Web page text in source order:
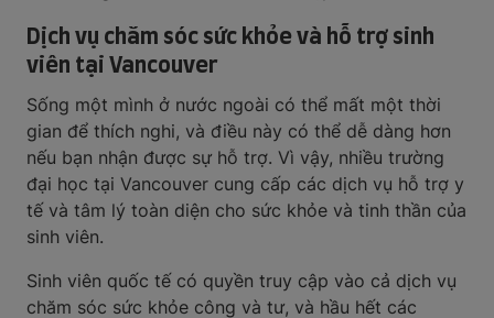
Dịch vụ chăm sóc sức khỏe và hỗ trợ sinh
viên tại Vancouver
Sống một mình ở nước ngoài có thể mất một thời
gian để thích nghi, và điều này có thể dễ dàng hơn
nếu bạn nhận được sự hỗ trợ. Vì vậy, nhiều trường
đại học tại Vancouver cung cấp các dịch vụ hỗ trợ y
tế và tâm lý toàn diện cho sức khỏe và tinh thần của
sinh viên.
Sinh viên quốc tế có quyền truy cập vào cả dịch vụ
chăm sóc sức khỏe công và tư, và hầu hết các